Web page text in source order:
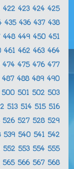
422 423 424 425
435 436 437 438
448 449 450 451
461 462 463 464
474 475 476 477
487 488 489 490
500 501 502 503
513 514 515 516
526 527 528 529
539 540 541 542
552 553 554 555
565 566 567 568